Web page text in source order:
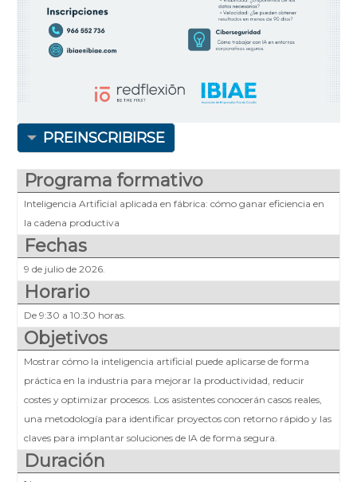
PREINSCRIBIRSE
Programa formativo
Inteligencia Artificial aplicada en fábrica: cómo ganar eficiencia en
la cadena productiva
Fechas
9 de julio de 2026.
Horario
De 9:30 a 10:30 horas.
Objetivos
Mostrar cómo la inteligencia artificial puede aplicarse de forma
práctica en la industria para mejorar la productividad, reducir
costes y optimizar procesos. Los asistentes conocerán casos reales,
una metodología para identificar proyectos con retorno rápido y las
claves para implantar soluciones de IA de forma segura.
Duración